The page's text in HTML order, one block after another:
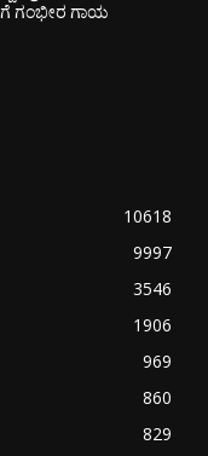
ಗಂಭೀರ ಗಾಯ
10618
9997
3546
1906
969
860
829